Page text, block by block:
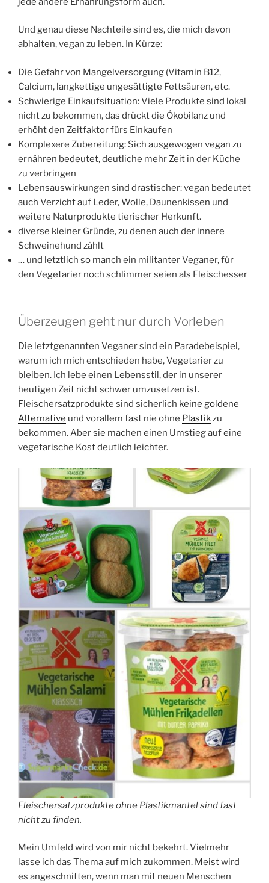
Und genau diese Nachteile sind es, die mich davon
abhalten, vegan zu leben. In Kürze:
Die Gefahr von Mangelversorgung (Vitamin B12,
Calcium, langkettige ungesättigte Fettsäuren, etc.
Schwierige Einkaufsituation: Viele Produkte sind lokal
nicht zu bekommen, das drückt die Ökobilanz und
erhöht den Zeitfaktor fürs Einkaufen
Komplexere Zubereitung: Sich ausgewogen vegan zu
ernähren bedeutet, deutliche mehr Zeit in der Küche
zu verbringen
Lebensauswirkungen sind drastischer: vegan bedeutet
auch Verzicht auf Leder, Wolle, Daunenkissen und
weitere Naturprodukte tierischer Herkunft.
diverse kleiner Gründe, zu denen auch der innere
Schweinehund zählt
… und letztlich so manch ein militanter Veganer, für
den Vegetarier noch schlimmer seien als Fleischesser
Überzeugen geht nur durch Vorleben
Die letztgenannten Veganer sind ein Paradebeispiel,
warum ich mich entschieden habe, Vegetarier zu
bleiben. Ich lebe einen Lebensstil, der in unserer
heutigen Zeit nicht schwer umzusetzen ist.
Fleischersatzprodukte sind sicherlich keine goldene
Alternative und vorallem fast nie ohne Plastikzu
bekommen. Aber sie machen einen Umstieg auf eine
vegetarische Kost deutlich leichter.
Fleischersatzprodukte ohne Plastikmantel sind fast
nicht zu finden.
Mein Umfeld wird von mir nicht bekehrt. Vielmehr
lasse ich das Thema auf mich zukommen. Meist wird
es angeschnitten, wenn man mit neuen Menschen